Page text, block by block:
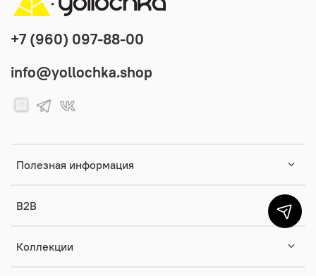
Полезная информация
B2B
Коллекции
+7 (960) 097-88-00
info@yollochka.shop